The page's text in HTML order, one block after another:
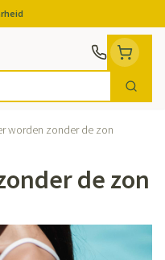
Zoek
worden zonder de zon
de zon